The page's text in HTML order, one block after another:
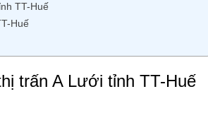
TT-Huế
Huế
trấn A Lưới tỉnh TT-Huế